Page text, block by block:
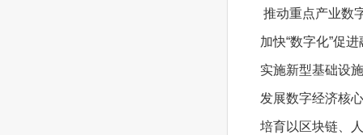
推动重点产业数
加快“数字化”促
实施新型基础设
发展数字经济核
培育以区块链、